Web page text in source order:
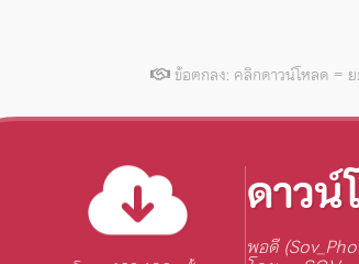
ข้อตกลง: คลิกดาวน์โหลด =
ดาว
พอดี